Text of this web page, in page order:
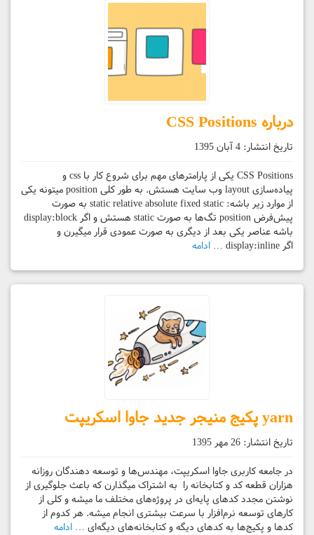
درباره CSS Positions
تاریخ انتشار: 4 آبان 1395
CSS Positions یکی از پارامترهای مهم برای شروع کار با css و
پیاده‌سازی layout وب سایت هستش. به طور کلی position میتونه یکی
از موارد زیر باشه: static relative absolute fixed static به صورت
پیش‌فرض position تگ‌ها به صورت static هستش و اگر display:block
باشه عناصر یکی بعد از دیگری به صورت عمودی قرار میگیرن و
اگر display:inline …
ادامه
yarn پکیج منیجر جدید جاوا اسکریپت
تاریخ انتشار: 26 مهر 1395
در جامعه کاربری جاوا اسکریپت، مهندس‌ها و توسعه دهندگان روزانه
هزاران قطعه کد و کتابخانه را به اشتراک میگذارن که باعث جلوگیری از
نوشتن مجدد کدهای پایه‌ای در پروژه‌های مختلف ما میشه و کلی از
کارهای توسعه نرم‌افزار با سرعت بیشتری انجام میشه. هر کدوم از
کد‌ها و پکیج‌ها به کدهای دیگه و کتابخانه‌های دیگه‌ای … ادامه